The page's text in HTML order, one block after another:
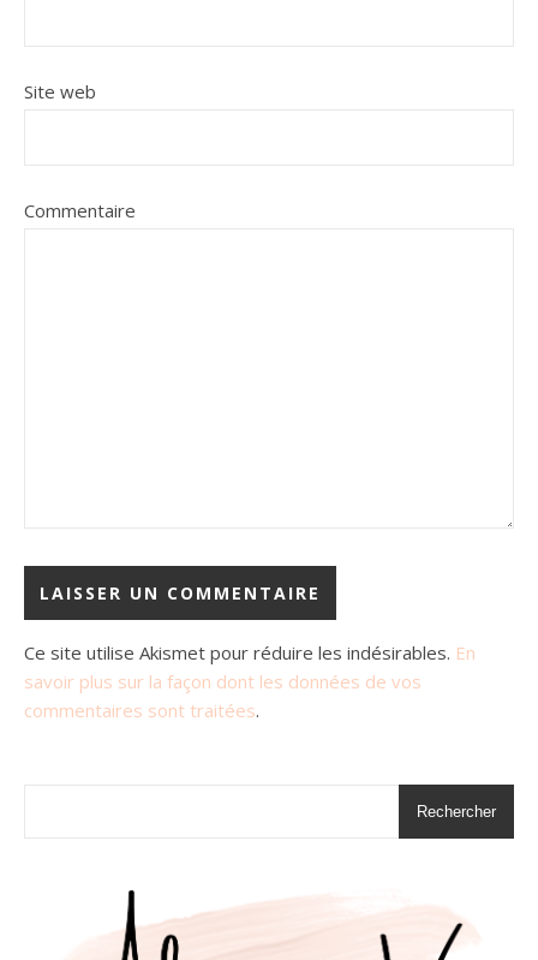
Site web
Commentaire
Ce site utilise Akismet pour réduire les indésirables. En
savoir plus sur la façon dont les données de vos
commentaires sont traitées.
Rechercher